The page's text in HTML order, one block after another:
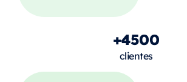
+4500
clientes